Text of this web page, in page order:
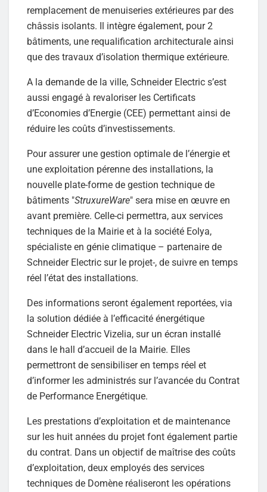
remplacement de menuiseries extérieures par des
châssis isolants. Il intègre également, pour 2
bâtiments, une requalification architecturale ainsi
que des travaux d’isolation thermique extérieure.
A la demande de la ville, Schneider Electric s’est
aussi engagé à revaloriser les Certificats
d’Economies d’Energie (CEE) permettant ainsi de
réduire les coûts d’investissements.
Pour assurer une gestion optimale de l’énergie et
une exploitation pérenne des installations, la
nouvelle plate-forme de gestion technique de
bâtiments "StruxureWare" sera mise en œuvre en
avant première. Celle-ci permettra, aux services
techniques de la Mairie et à la société Eolya,
spécialiste en génie climatique – partenaire de
Schneider Electric sur le projet-, de suivre en temps
réel l’état des installations.
Des informations seront également reportées, via
la solution dédiée à l’efficacité énergétique
Schneider Electric Vizelia, sur un écran installé
dans le hall d’accueil de la Mairie. Elles
permettront de sensibiliser en temps réel et
d’informer les administrés sur l’avancée du Contrat
de Performance Energétique.
Les prestations d’exploitation et de maintenance
sur les huit années du projet font également partie
du contrat. Dans un objectif de maîtrise des coûts
d’exploitation, deux employés des services
techniques de Domène réaliseront les opérations